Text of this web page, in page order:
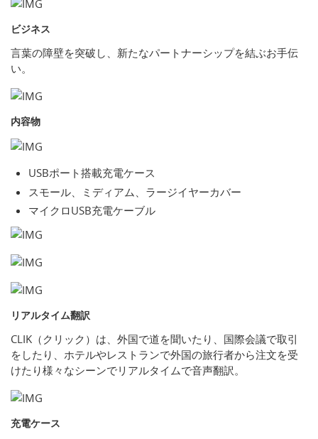
ビジネス
言葉の障壁を突破し、新たなパートナーシップを結ぶお手伝
い。
内容物
USBポート搭載充電ケース
スモール、ミディアム、ラージイヤーカバー
マイクロUSB充電ケーブル
リアルタイム翻訳
CLIK（クリック）は、外国で道を聞いたり、国際会議で取引
をしたり、ホテルやレストランで外国の旅行者から注文を受
けたり様々なシーンでリアルタイムで音声翻訳。
充電ケース